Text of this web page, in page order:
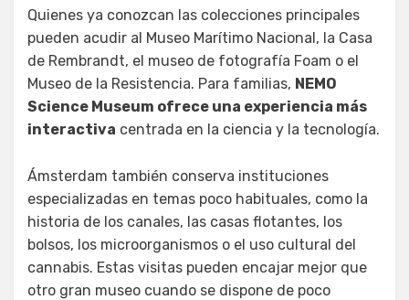
Quienes ya conozcan las colecciones principales
pueden acudir al Museo Marítimo Nacional, la Casa
de Rembrandt, el museo de fotografía Foam o el
Museo de la Resistencia. Para familias, NEMO
Science Museum ofrece una experiencia más
interactiva centrada en la ciencia y la tecnología.
Ámsterdam también conserva instituciones
especializadas en temas poco habituales, como la
historia de los canales, las casas flotantes, los
bolsos, los microorganismos o el uso cultural del
cannabis. Estas visitas pueden encajar mejor que
otro gran museo cuando se dispone de poco